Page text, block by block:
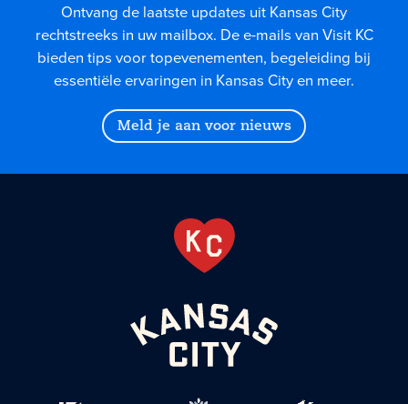
Ontvang de laatste updates uit Kansas City
rechtstreeks in uw mailbox. De e-mails van Visit KC
bieden tips voor topevenementen, begeleiding bij
essentiële ervaringen in Kansas City en meer.
Meld je aan voor nieuws